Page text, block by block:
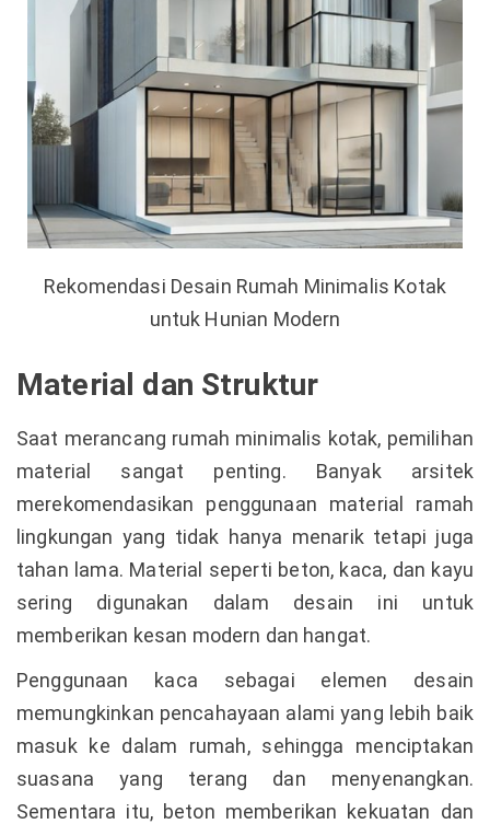
Rekomendasi Desain Rumah Minimalis Kotak
untuk Hunian Modern
Material dan Struktur
Saat merancang rumah minimalis kotak, pemilihan
material sangat penting. Banyak arsitek
merekomendasikan penggunaan material ramah
lingkungan yang tidak hanya menarik tetapi juga
tahan lama. Material seperti beton, kaca, dan kayu
sering digunakan dalam desain ini untuk
memberikan kesan modern dan hangat.
Penggunaan kaca sebagai elemen desain
memungkinkan pencahayaan alami yang lebih baik
masuk ke dalam rumah, sehingga menciptakan
suasana yang terang dan menyenangkan.
Sementara itu, beton memberikan kekuatan dan